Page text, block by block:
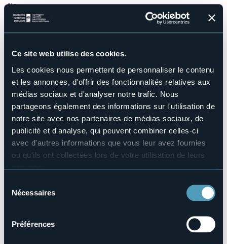
Ce site web utilise des cookies.
Les cookies nous permettent de personnaliser le contenu
et les annonces, d'offrir des fonctionnalités relatives aux
médias sociaux et d'analyser notre trafic. Nous
partageons également des informations sur l'utilisation de
notre site avec nos partenaires de médias sociaux, de
publicité et d'analyse, qui peuvent combiner celles-ci
avec d'autres informations que vous leur avez fournies
ou qu'ils ont collectées lors de votre utilisation de leurs
services.
manière de les gérer et de les supprimer,
cliquez ici
Nécessaires
Préférences
No
Piscine
Sì
Nombres de chambres
Nombres de lits
E-mail
valcot.rifugio@gmail.com
Site Internet
http://www.wengwaldhutte.it
+39 342 1691297
Codice CIR
103039-RIF-00001